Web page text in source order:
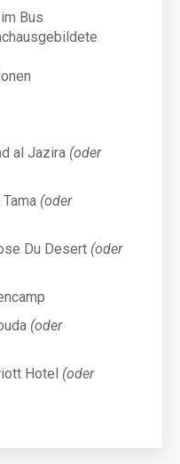
Bus
al Jazira (oder
(oder
Du Desert (oder
(oder
Hotel (oder